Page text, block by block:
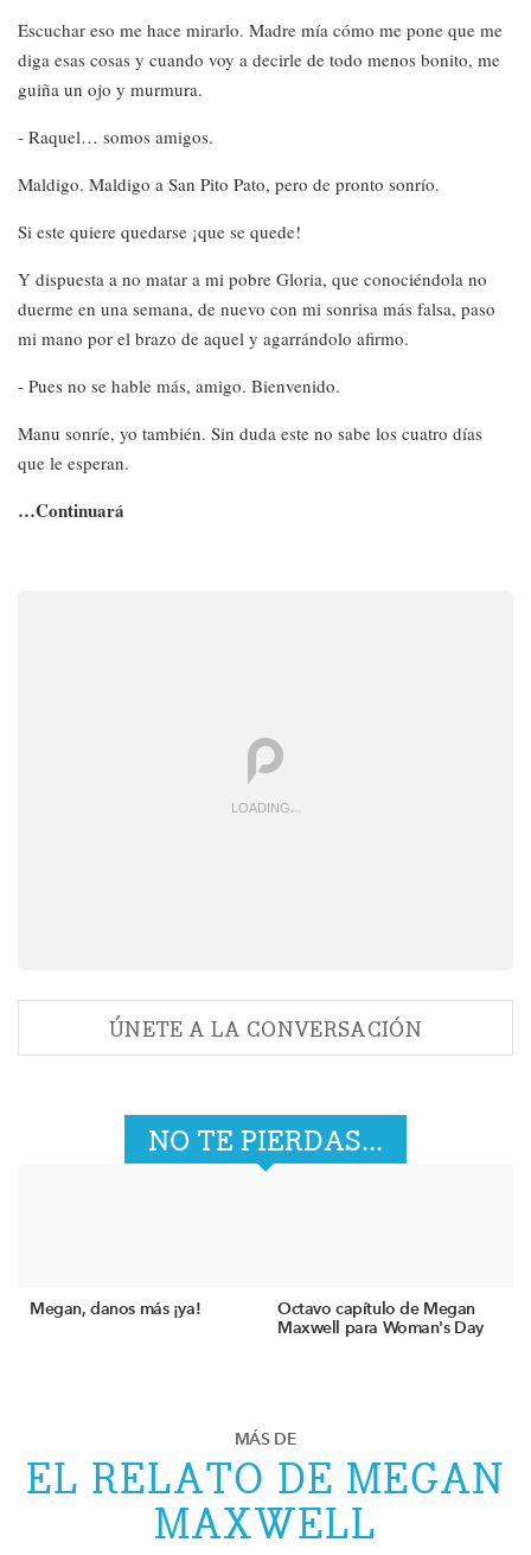
Escuchar eso me hace mirarlo. Madre mía cómo me pone que me
diga esas cosas y cuando voy a decirle de todo menos bonito, me
guiña un ojo y murmura.
- Raquel… somos amigos.
Maldigo. Maldigo a San Pito Pato, pero de pronto sonrío.
Si este quiere quedarse ¡que se quede!
Y dispuesta a no matar a mi pobre Gloria, que conociéndola no
duerme en una semana, de nuevo con mi sonrisa más falsa, paso
mi mano por el brazo de aquel y agarrándolo afirmo.
- Pues no se hable más, amigo. Bienvenido.
Manu sonríe, yo también. Sin duda este no sabe los cuatro días
que le esperan.
…Continuará
LOADING.
ÚNETE A LA CONVERSACIÓN
NO TE PIERDAS...
Megan, danos más ¡ya!
Octavo capítulo de Megan
Maxwell para Woman's Day
MÁS DE
EL RELATO DE MEGAN
MAXWELL